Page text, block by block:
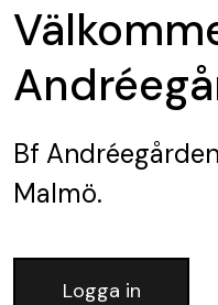
Bf
Malmö.
Logga in